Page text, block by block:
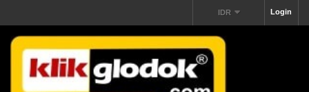
Login
IDR